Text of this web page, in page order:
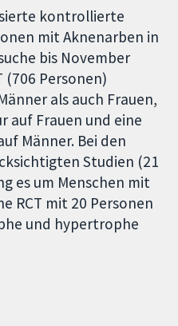
kontrollierte
mit Aknenarben in
bis November
(706 Personen)
als auch Frauen,
auf Frauen und eine
Männer. Bei den
Studien (21
es um Menschen mit
RCT mit 20 Personen
und hypertrophe